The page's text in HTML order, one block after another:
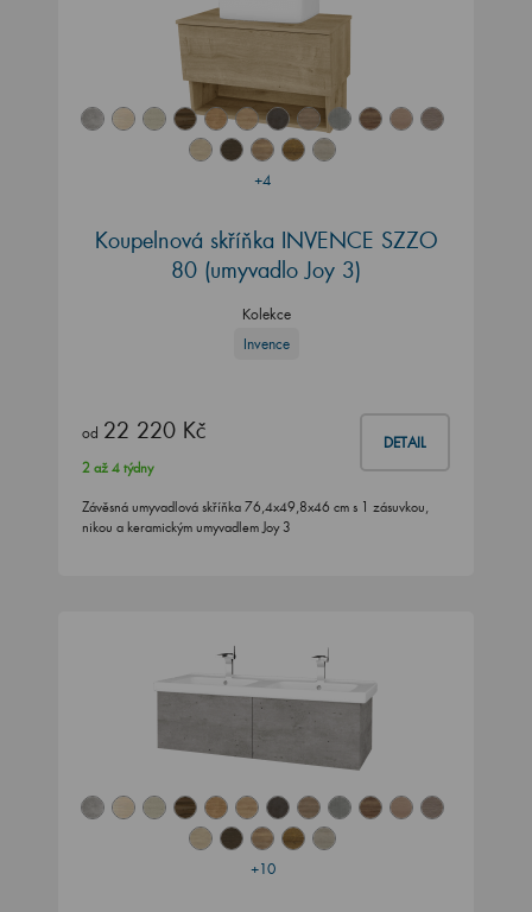
+4
Koupelnová skříňka INVENCE SZZO
80 (umyvadlo Joy 3)
Kolekce
Invence
od 22 220 Kč DETAIL
2 až 4 týdny
Závěsná umyvadlová skříňka 76,4x49,8x46 cm s 1 zásuvkou,
nikou a keramickým umyvadlem Joy 3
+10